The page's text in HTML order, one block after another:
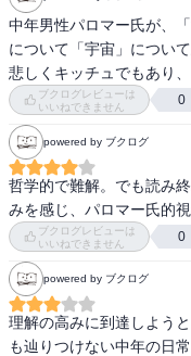
［　参考となる書評　］
中年男性パロマー氏が、
について「宇宙」につい
悲しくキッチュでもあり
ブクログレビューは
いいねできません
0
powered by ブクログ
哲学的で難解。でも読み
みを感じ、パロマー氏的
ブクログレビューは
いいねできません
0
powered by ブクログ
理解の高みに到達しよう
も辿りつけない中年の日常